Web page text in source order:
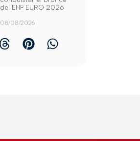
del EHF EURO 2026
08/08/2026